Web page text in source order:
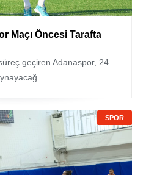
Maçı Öncesi Tarafta
geçiren Adanaspor, 24
SPOR